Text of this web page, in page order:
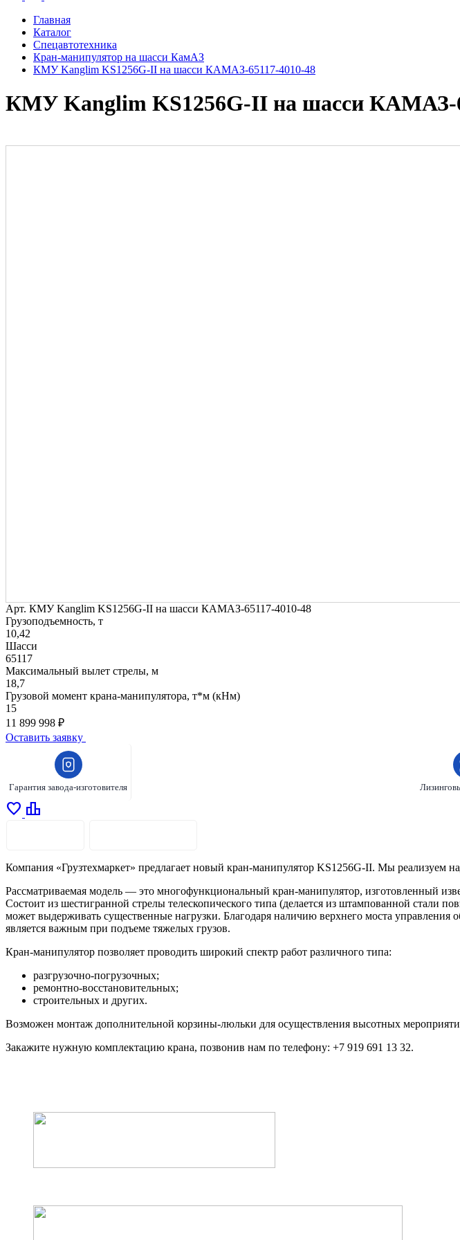
Главная
Каталог
Спецавтотехника
Кран-манипулятор на шасси КамАЗ
КМУ Kanglim KS1256G-II на шасси КАМАЗ-65117-4010-48
КМУ Kanglim KS1256G-II на шасси КАМАЗ-
Арт. КМУ Kanglim KS1256G-II на шасси КАМАЗ-65117-4010-48
Грузоподъемность, т
10,42
Шасси
65117
Максимальный вылет стрелы, м
18,7
Грузовой момент крана-манипулятора, т*м (кНм)
15
11 899 998 ₽
Оставить заявку
Гарантия завода-изготовителя
favorite leaderboard
Компания «Грузтехмаркет» предлагает новый кран-манипулятор KS1256G-II. Мы реализуем
Рассматриваемая модель — это многофункциональный кран-манипулятор, изготовленный
Состоит из шестигранной стрелы телескопического типа (делается из штампованной
может выдерживать существенные нагрузки. Благодаря наличию верхнего моста управления
является важным при подъеме тяжелых грузов.
Кран-манипулятор позволяет проводить широкий спектр работ различного типа:
разгрузочно-погрузочных;
ремонтно-восстановительных;
строительных и других.
Возможен монтаж дополнительной корзины-люльки для осуществления высотных
Закажите нужную комплектацию крана, позвонив нам по телефону: +7 919 691 13 32.